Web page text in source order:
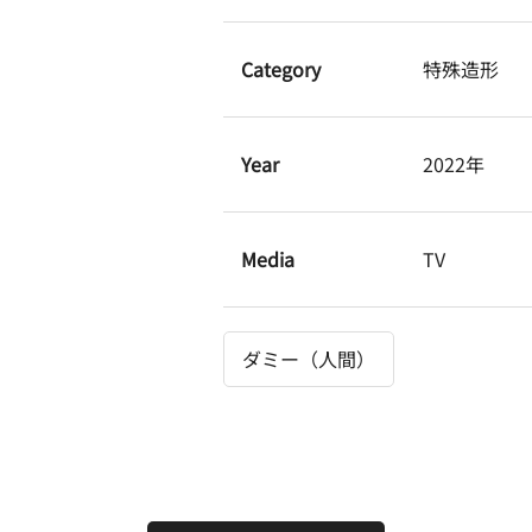
Category 特殊造形
Year 2022年
Media TV
ダミー（人間）